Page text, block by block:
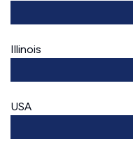
Illinois
USA